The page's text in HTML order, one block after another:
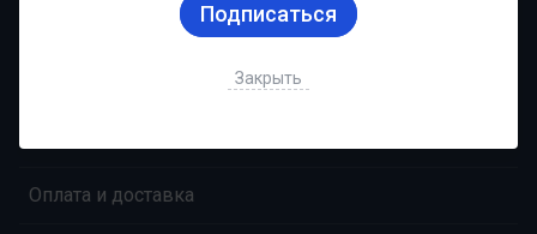
Подписаться
Закрыть
Оплата и доставка